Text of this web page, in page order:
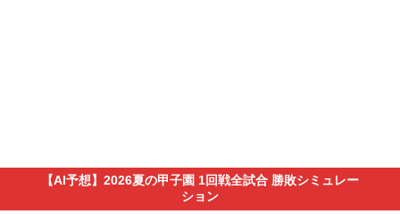
【AI予想】2026夏の甲子園 1回戦全試合 勝敗シミュレー
ション